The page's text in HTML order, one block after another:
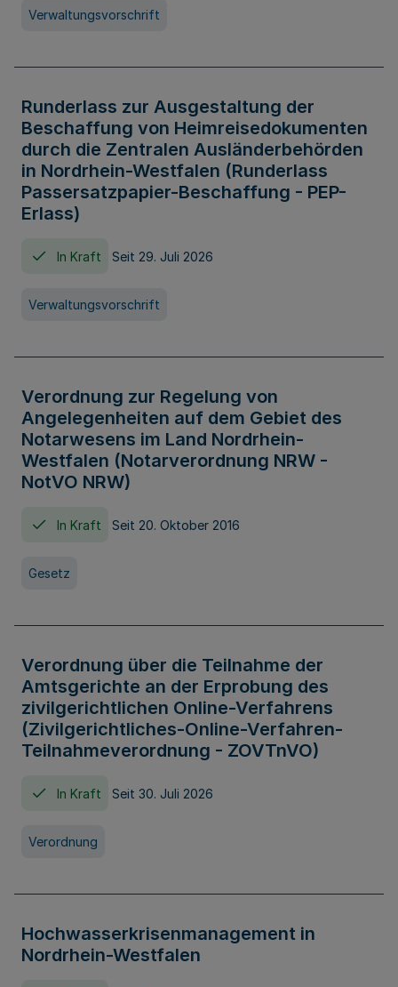
Verwaltungsvorschrift
Runderlass zur Ausgestaltung der
Beschaffung von Heimreisedokumenten
durch die Zentralen Ausländerbehörden
in Nordrhein-Westfalen (Runderlass
Passersatzpapier-Beschaffung - PEP-
Erlass)
In Kraft Seit 29. Juli 2026
Verwaltungsvorschrift
Verordnung zur Regelung von
Angelegenheiten auf dem Gebiet des
Notarwesens im Land Nordrhein-
Westfalen (Notarverordnung NRW -
NotVO NRW)
In Kraft Seit 20. Oktober 2016
Gesetz
Verordnung über die Teilnahme der
Amtsgerichte an der Erprobung des
zivilgerichtlichen Online-Verfahrens
(Zivilgerichtliches-Online-Verfahren-
Teilnahmeverordnung - ZOVTnVO)
In Kraft Seit 30. Juli 2026
Verordnung
Hochwasserkrisenmanagement in
Nordrhein-Westfalen